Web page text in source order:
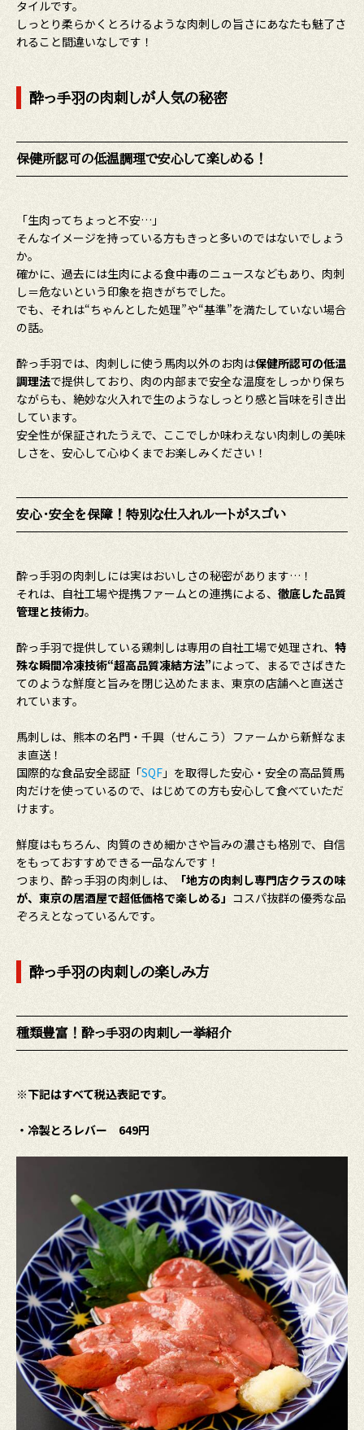
タイルです。
しっとり柔らかくとろけるような肉刺しの旨さにあなたも魅了さ
れること間違いなしです！
酔っ手羽の肉刺しが人気の秘密
保健所認可の低温調理で安心して楽しめる！
「生肉ってちょっと不安…」
そんなイメージを持っている方もきっと多いのではないでしょう
か。
確かに、過去には生肉による食中毒のニュースなどもあり、肉刺
し＝危ないという印象を抱きがちでした。
でも、それは“ちゃんとした処理”や“基準”を満たしていない場合
の話。
酔っ手羽では、肉刺しに使う馬肉以外のお肉は保健所認可の低温
調理法で提供しており、肉の内部まで安全な温度をしっかり保ち
ながらも、絶妙な火入れで生のようなしっとり感と旨味を引き出
しています。
安全性が保証されたうえで、ここでしか味わえない肉刺しの美味
しさを、安心して心ゆくまでお楽しみください！
安心・安全を保障！ 特別な仕入れルートがスゴい
酔っ手羽の肉刺しには実はおいしさの秘密があります…！
それは、自社工場や提携ファームとの連携による、 徹底した品質
管理と技術力。
酔っ手羽で提供している鶏刺しは専用の自社工場で処理され、 特
殊な瞬間冷凍技術“超高品質凍結方法”によって、まるでさばきた
てのような鮮度と旨みを閉じ込めたまま、東京の店舗へと直送さ
れています。
馬刺しは、熊本の名門・千興（せんこう）ファームから新鮮なま
ま直送！
国際的な食品安全認証「SQF 」を取得した安心・安全の高品質馬
肉だけを使っているので、はじめての方も安心して食べていただ
けます。
鮮度はもちろん、肉質のきめ細かさや旨みの濃さも格別で、自信
をもっておすすめできる一品なんです！
つまり、酔っ手羽の肉刺しは、
「地方の肉刺し専門店クラスの味
が、東京の居酒屋で超低価格で楽しめる」 コスパ抜群の優秀な品
ぞろえとなっているんです。
酔っ手羽の肉刺しの楽しみ方
種類豊富！酔っ手羽の肉刺し一挙紹介
※下記はすべて税込表記です。
・冷製とろレバー 649円